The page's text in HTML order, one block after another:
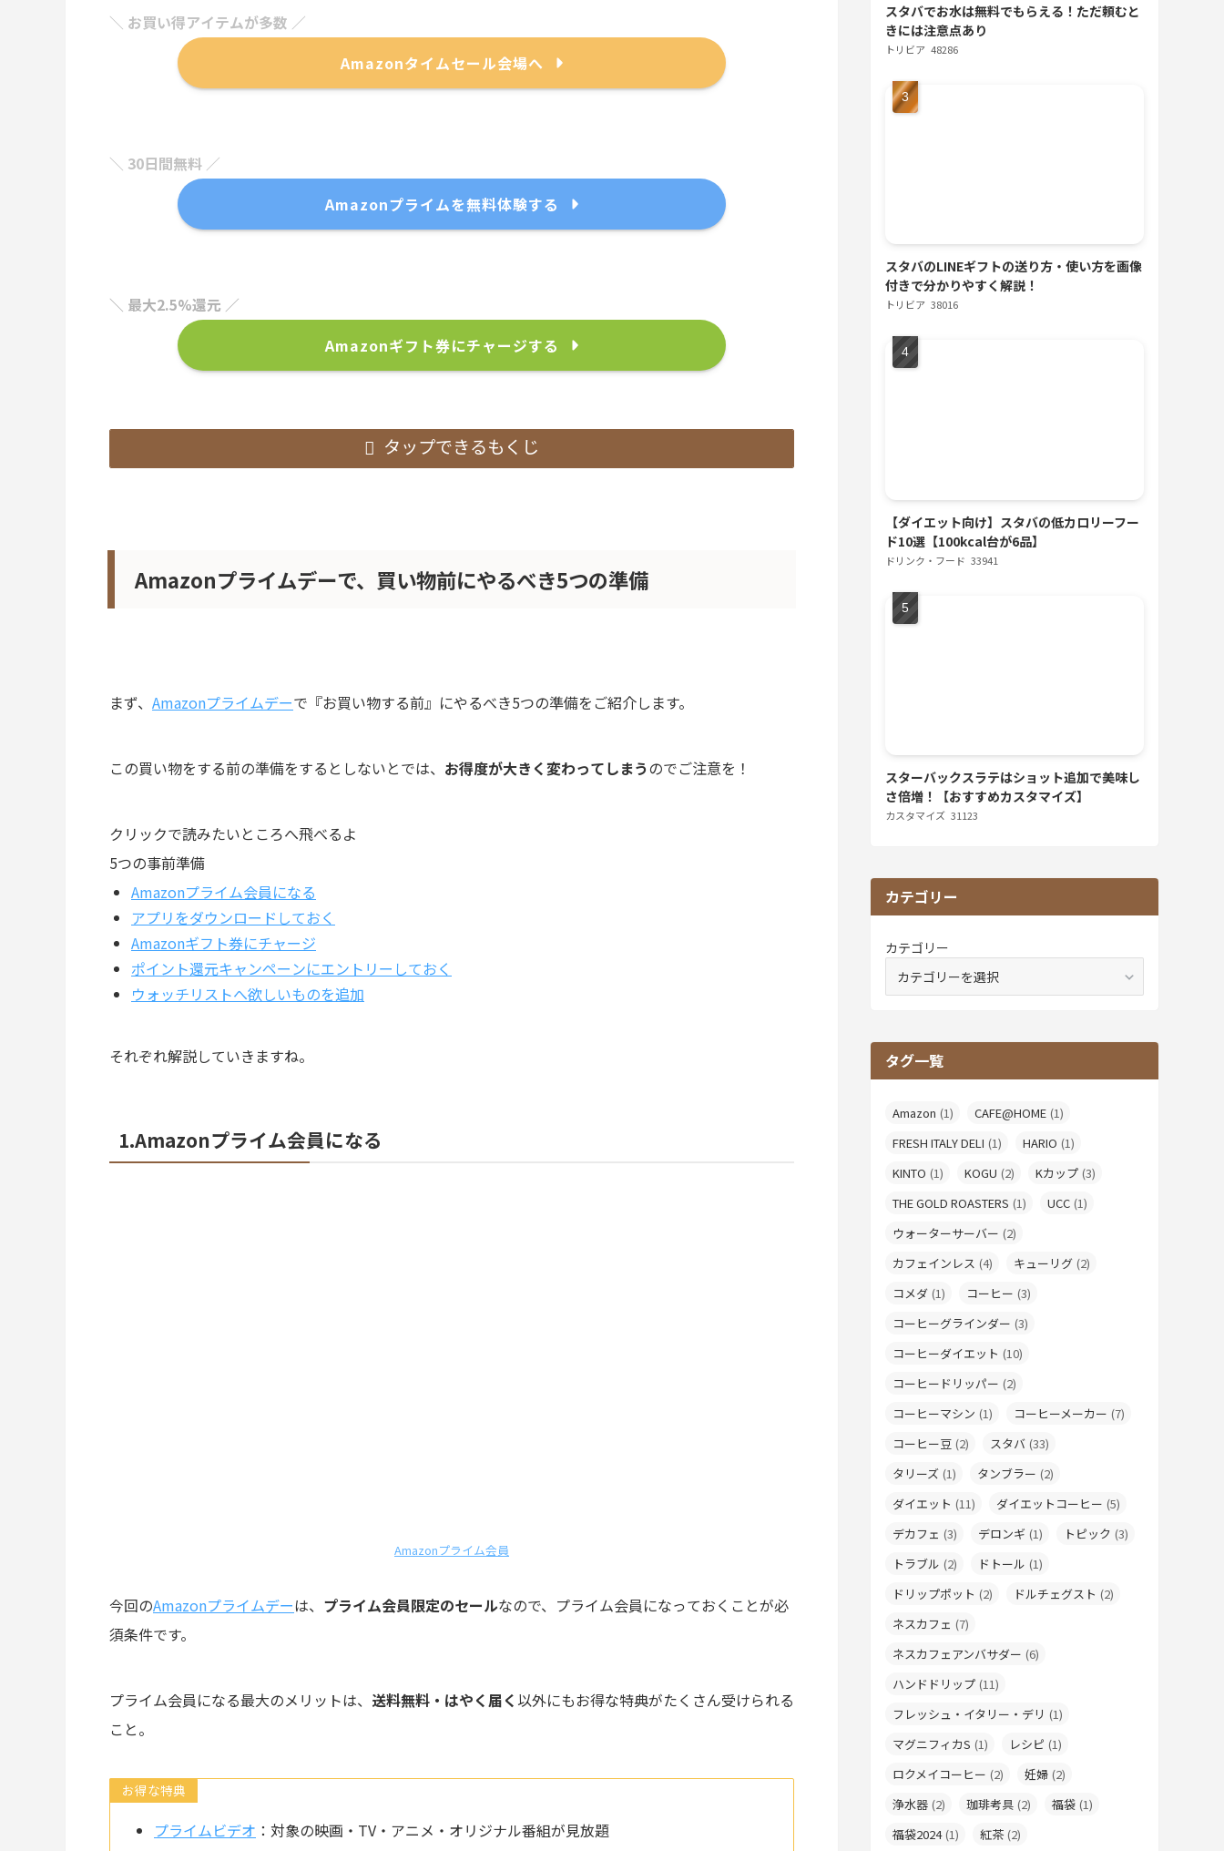
＼ お買い得アイテムが多数 ／
Amazonタイムセール会場へ
＼ 30日間無料 ／
Amazonプライムを無料体験する
＼ 最大2.5%還元 ／
Amazonギフト券にチャージする
タップできるもくじ
Amazonプライムデーで、買い物前にやるべき5つの準備
まず、 Amazonプライムデーで『お買い物する前』にやるべき5つの準備をご紹介します。
この買い物をする前の準備をするとしないとでは、 お得度が大きく変わってしまうのでご注意を！
クリックで読みたいところへ飛べるよ
5つの事前準備
Amazonプライム会員になる
アプリをダウンロードしておく
Amazonギフト券にチャージ
ポイント還元キャンペーンにエントリーしておく
ウォッチリストへ欲しいものを追加
それぞれ解説していきますね。
1.Amazonプライム会員になる
Amazonプライム会員
今回のAmazonプライムデーは、 プライム会員限定のセールなので、プライム会員になっておくことが必
須条件です。
プライム会員になる最大のメリットは、 送料無料・はやく届く 以外にもお得な特典がたくさん受けられる
こと。
お得な特典
プライムビデオ ：対象の映画・TV・アニメ・オリジナル番組が見放題
スタバでお水は無料でもらえる！ただ頼むと
きには注意点あり
トリビア 48286
スタバのLINEギフトの送り方・使い方を画像
付きで分かりやすく解説！
トリビア 38016
【ダイエット向け】スタバの低カロリーフー
ド10選【100kcal台が6品】
ドリンク・フード 33941
スターバックスラテはショット追加で美味し
さ倍増！【おすすめカスタマイズ】
カスタマイズ 31123
カテゴリー
カテゴリー
タグ一覧
Amazon (1) CAFE@HOME (1)
FRESH ITALY DELI (1) HARIO (1)
KINTO (1) KOGU (2) Kカップ (3)
THE GOLD ROASTERS (1) UCC (1)
ウォーターサーバー (2)
カフェインレス (4) キューリグ (2)
コメダ (1) コーヒー (3)
コーヒーグラインダー (3)
コーヒーダイエット (10)
コーヒードリッパー (2)
コーヒーマシン (1) コーヒーメーカー (7)
コーヒー豆 (2) スタバ (33)
タリーズ (1) タンブラー (2)
ダイエット (11) ダイエットコーヒー (5)
デカフェ (3) デロンギ (1) トピック (3)
トラブル (2) ドトール (1)
ドリップポット (2) ドルチェグスト (2)
ネスカフェ (7)
ネスカフェアンバサダー (6)
ハンドドリップ (11)
フレッシュ・イタリー・デリ (1)
マグニフィカS (1) レシピ (1)
ロクメイコーヒー (2) 妊婦 (2)
浄水器 (2) 珈琲考具 (2) 福袋 (1)
福袋2024 (1) 紅茶 (2)